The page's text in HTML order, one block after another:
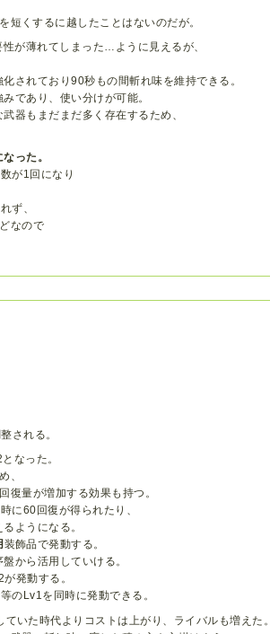
短くするに越したことはないのだが。
が薄れてしまった…ように見えるが、
化されており90秒もの間斬れ味を維持できる。
であり、使い分けが可能。
器もまだまだ多く存在するため、
った。
が1回になり
ず、
なので
される。
なった。
、
復量が増加する効果も持つ。
に60回復が得られたり、
ようになる。
装飾品で発動する。
から活用していける。
発動する。
のLv1を同時に発動できる。
いた時代よりコストは上がり、ライバルも増えた。